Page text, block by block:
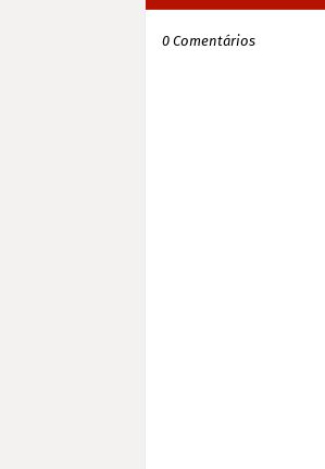
0 Comentários